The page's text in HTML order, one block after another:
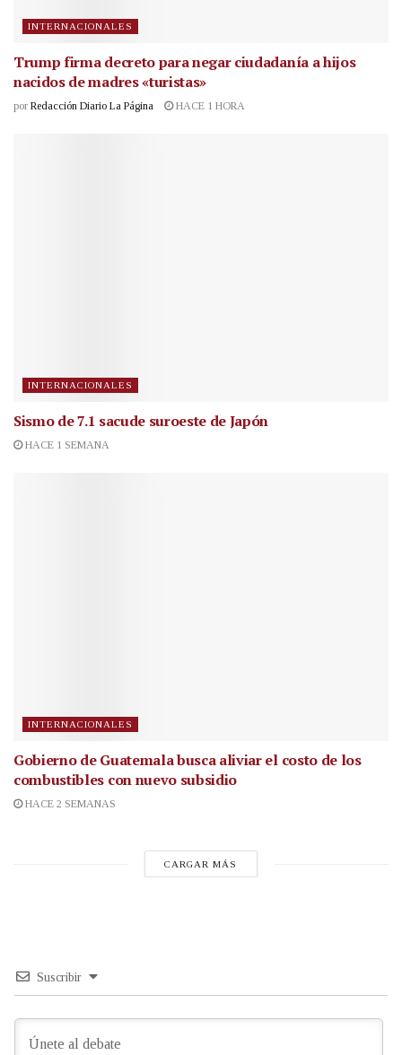
INTERNACIONALES
Trump firma decreto para negar ciudadanía a hijos
nacidos de madres «turistas»
por Redacción Diario La Página HACE 1 HORA
INTERNACIONALES
Sismo de 7.1 sacude suroeste de Japón
HACE 1 SEMANA
INTERNACIONALES
Gobierno de Guatemala busca aliviar el costo de los
combustibles con nuevo subsidio
HACE 2 SEMANAS
CARGAR MÁS
Suscribir